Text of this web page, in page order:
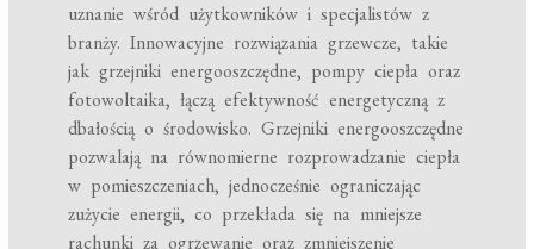
uznanie wśród użytkowników i specjalistów z
branży. Innowacyjne rozwiązania grzewcze, takie
jak grzejniki energooszczędne, pompy ciepła oraz
fotowoltaika, łączą efektywność energetyczną z
dbałością o środowisko. Grzejniki energooszczędne
pozwalają na równomierne rozprowadzanie ciepła
w pomieszczeniach, jednocześnie ograniczając
zużycie energii, co przekłada się na mniejsze
rachunki za ogrzewanie oraz zmniejszenie